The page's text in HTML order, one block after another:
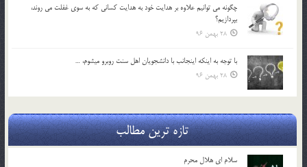
چگونه مي توانيم علاوه بر هدايت خود به هدايت كساني كه به سوي غفلت مي روند،
بپردازيم؟
28 بهمن 96
با توجه به اينكه اينجانب با دانشجويان اهل سنت روبرو مي‎شوم، …
28 بهمن 96
تازه ترین مطالب
سلام ای هلال محرم